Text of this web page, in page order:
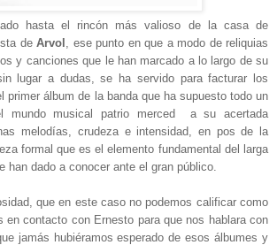
hasta el rincón más valioso de la casa de
de Arvol
, ese punto en que a modo de reliquias
y canciones que le han marcado a lo largo de su
lugar a dudas, se ha servido para facturar los
primer álbum de la banda que ha supuesto todo un
mundo musical patrio merced a su acertada
melodías, crudeza e intensidad, en pos de la
formal que es el elemento fundamental del larga
han dado a conocer ante el gran público.
que en este caso no podemos calificar como
en contacto con Ernesto para que nos hablara con
jamás hubiéramos esperado de esos álbumes y